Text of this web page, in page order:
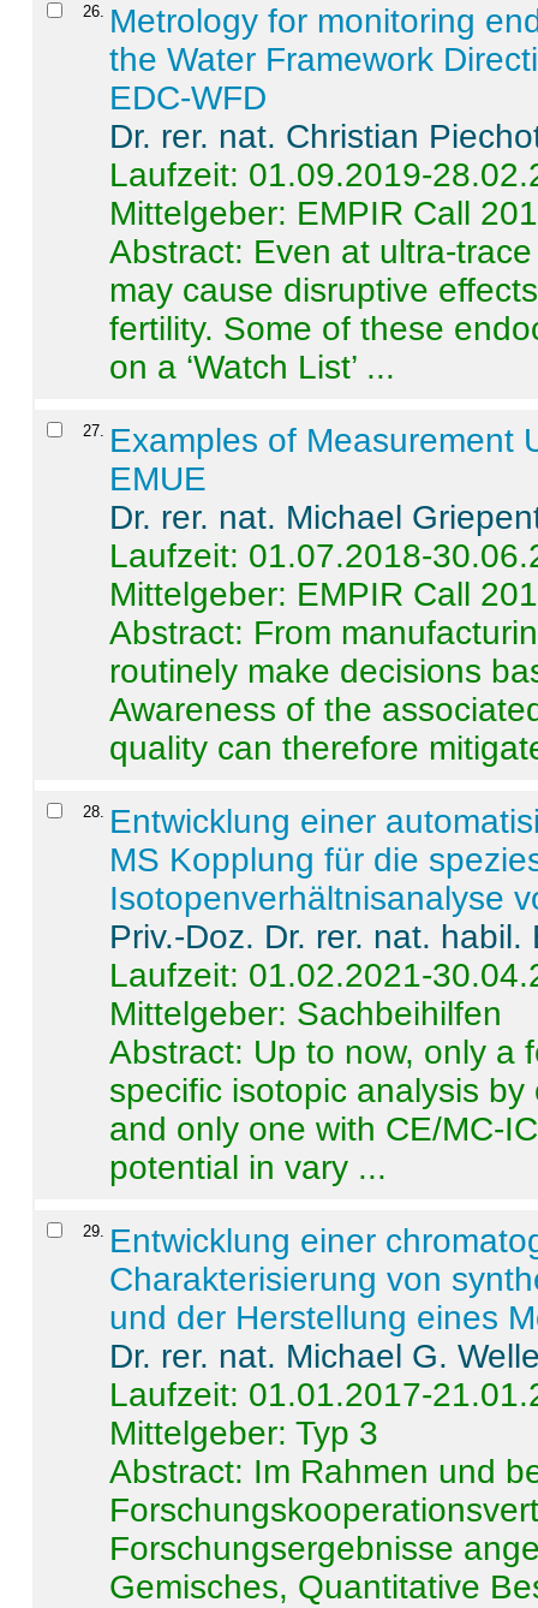
26. Metrology for monitoring
the Water Framework
EDC-WFD
Dr. rer. nat. Christian
Laufzeit: 01.09.2019-
Mittelgeber: EMPIR Call
Abstract: Even at ultra-
may cause disruptive
fertility. Some of these
on a ‘Watch List’ ...
27. Examples of Measurement
EMUE
Dr. rer. nat. Michael
Laufzeit: 01.07.2018-
Mittelgeber: EMPIR Call
Abstract: From
routinely make decisions
Awareness of the
quality can therefore
28. Entwicklung einer
MS Kopplung für die
Isotopenverhältnisanalyse
Priv.-Doz. Dr. rer. nat.
Laufzeit: 01.02.2021-
Mittelgeber: Sachbeihilfen
Abstract: Up to now, only a
specific isotopic analysis
and only one with CE/MC-
potential in vary ...
29. Entwicklung einer
Charakterisierung von
und der Herstellung eines
Dr. rer. nat. Michael G.
Laufzeit: 01.01.2017-
Mittelgeber: Typ 3
Abstract: Im Rahmen und
Forschungsergebnisse
Gemisches, Quantitative